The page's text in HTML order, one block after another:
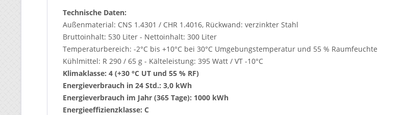
Technische Daten:
Außenmaterial: CNS 1.4301 / CHR 1.4016, Rückwand: verzinkter Stahl
Bruttoinhalt: 530 Liter - Nettoinhalt: 300 Liter
Temperaturbereich: -2°C bis +10°C bei 30°C Umgebungstemperatur und 55 % Raumfeuchte
Kühlmittel: R 290 / 65 g - Kälteleistung: 395 Watt / VT -10°C
Klimaklasse: 4 (+30 °C UT und 55 % RF)
Energieverbrauch in 24 Std.: 3,0 kWh
Energieverbrauch im Jahr (365 Tage): 1000 kWh
Energieeffizienzklasse: C